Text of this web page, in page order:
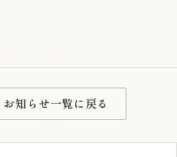
知らせ一覧に戻る